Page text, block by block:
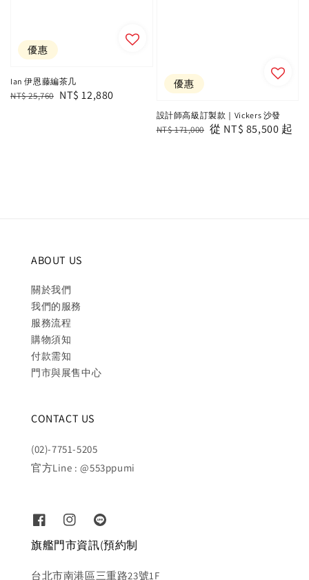
優惠
Ian 伊恩藤編茶几
Regular
NT$ 25,760 Sale
NT$ 12,880
優惠
設計師高級訂製款｜Vickers 沙發
Regular
NT$ 171,000 Sale
從 NT$ 85,500 起
ABOUT US
關於我們
我們的服務
服務流程
購物須知
付款需知
門市與展售中心
CONTACT US
(02)-7751-5205
官方Line : @553ppumi
旗艦門市資訊(預約制
台北市南港區三重路23號1F